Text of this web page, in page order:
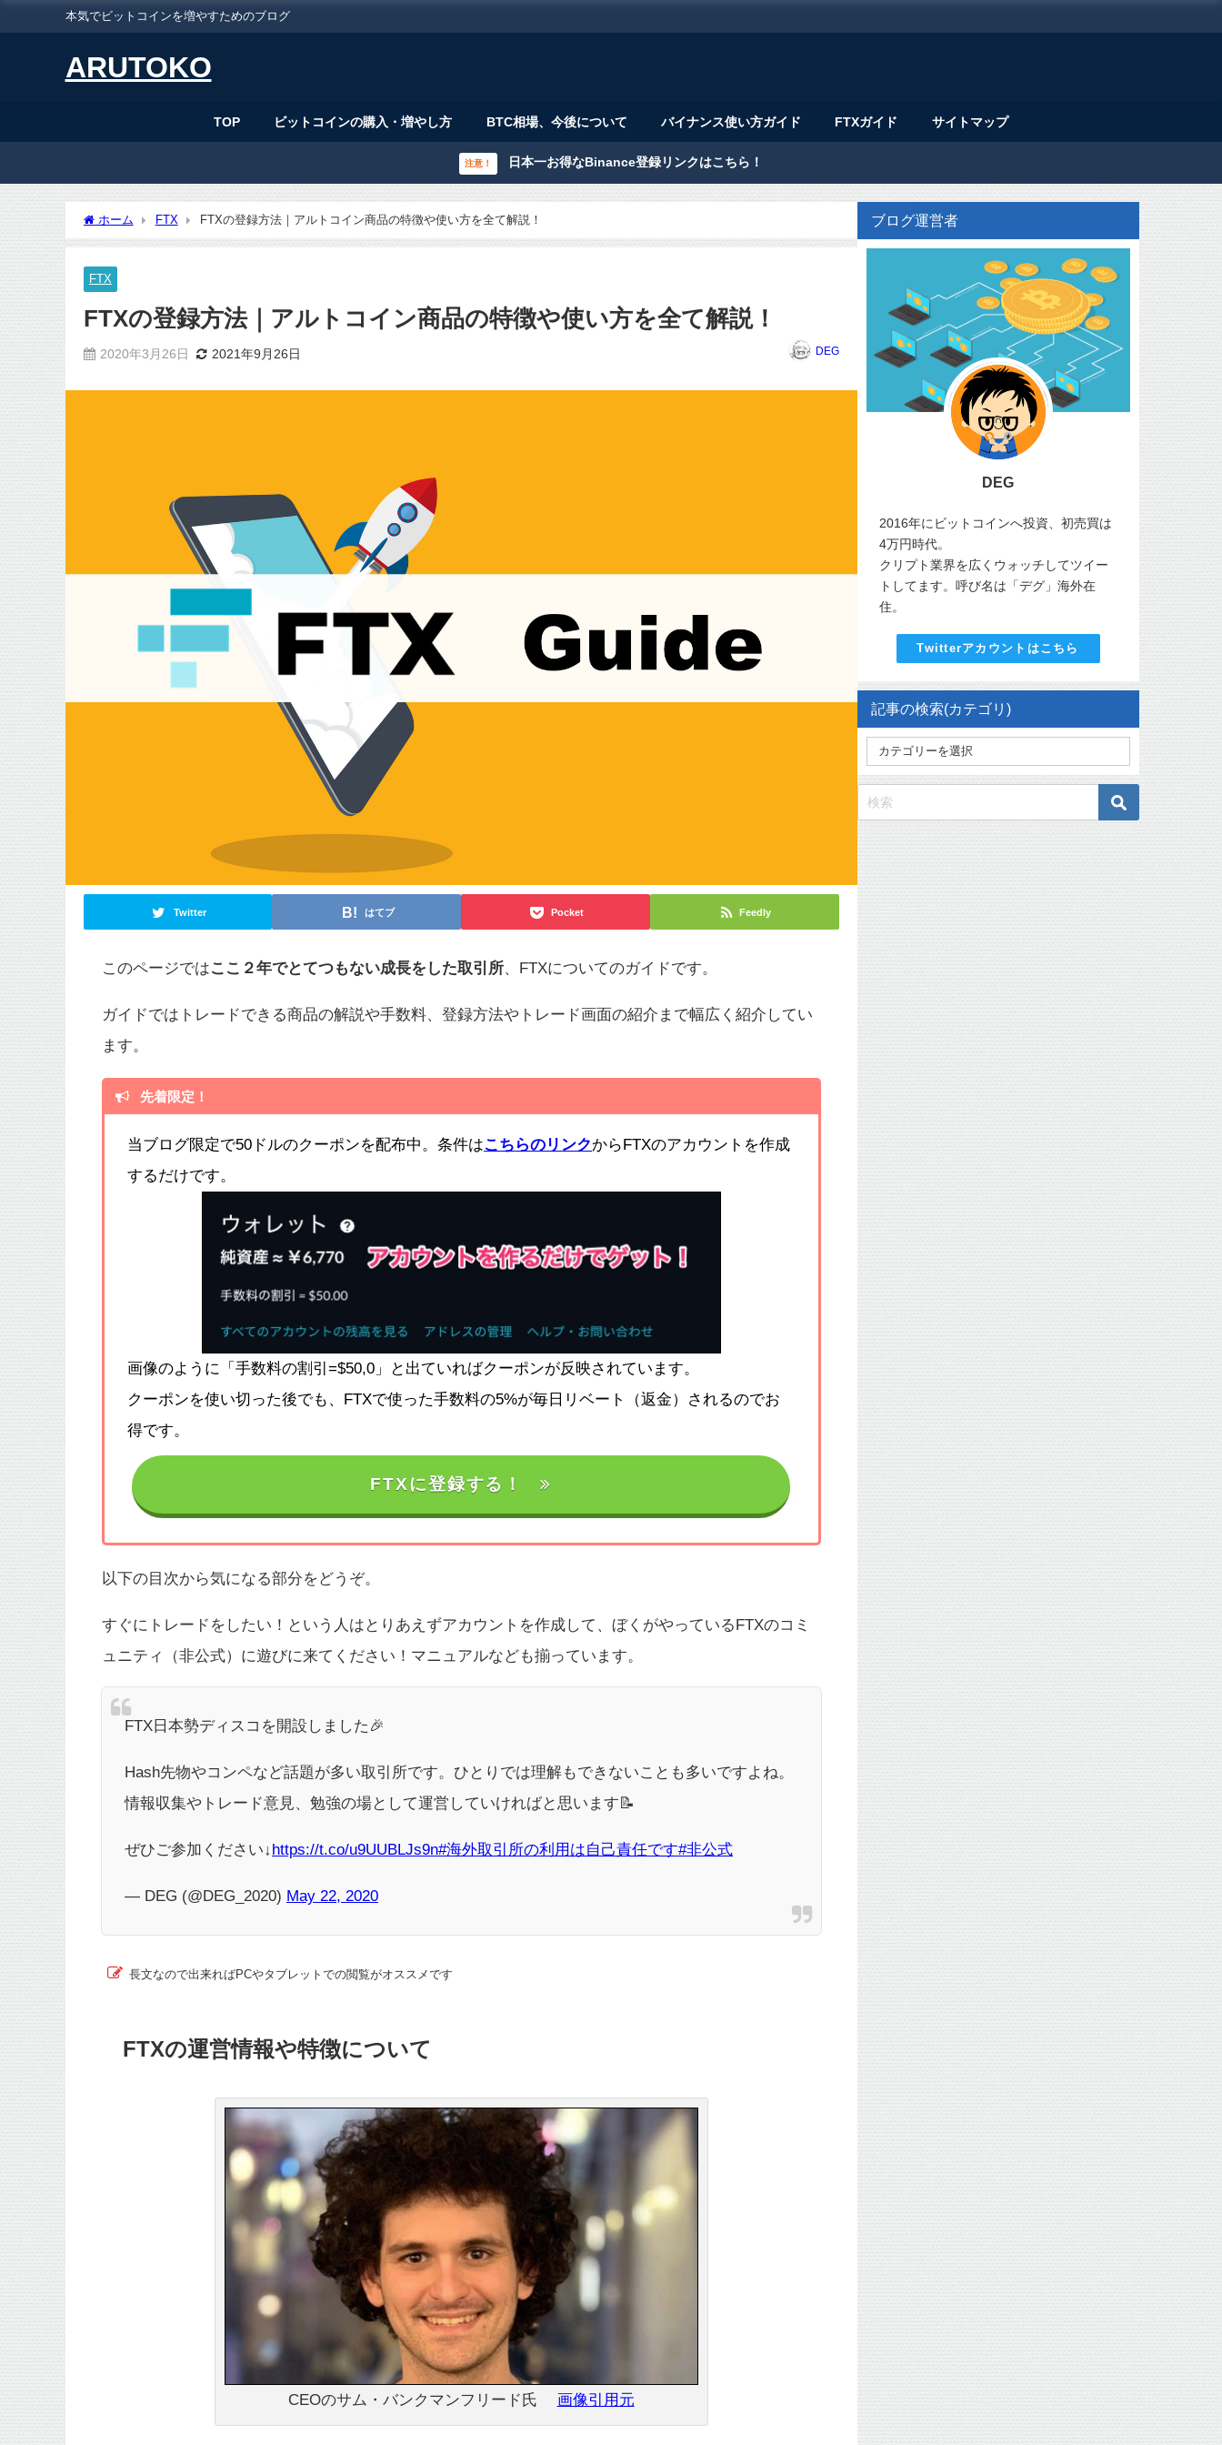
本気でビットコインを増やすためのブログ
ARUTOKO
TOP ビットコインの購入・増やし方 BTC相場、今後について バイナンス使い方ガイド FTXガイド サイトマップ
注意！ 日本一お得なBinance登録リンクはこちら！
ホーム FTX FTXの登録方法｜アルトコイン商品の特徴や使い方を全て解説！
FTX
FTXの登録方法｜アルトコイン商品の特徴や使い方を全て解説！
2020年3月26日 2021年9月26日 DEG
Twitter はてブ Pocket Feedly
このページではここ２年でとてつもない成長をした取引所、FTXについてのガイドです。
ガイドではトレードできる商品の解説や手数料、登録方法やトレード画面の紹介まで幅広く紹介してい
ます。
先着限定！
当ブログ限定で50ドルのクーポンを配布中。条件はこちらのリンクからFTXのアカウントを作成
するだけです。
画像のように「手数料の割引=$50,0」と出ていればクーポンが反映されています。
クーポンを使い切った後でも、FTXで使った手数料の5%が毎日リベート（返金）されるのでお
得です。
FTXに登録する！
以下の目次から気になる部分をどうぞ。
すぐにトレードをしたい！という人はとりあえずアカウントを作成して、ぼくがやっているFTXのコミ
ュニティ（非公式）に遊びに来てください！マニュアルなども揃っています。
FTX日本勢ディスコを開設しました🎉
Hash先物やコンペなど話題が多い取引所です。ひとりでは理解もできないことも多いですよね。
情報収集やトレード意見、勉強の場として運営していければと思います📝
ぜひご参加ください↓https://t.co/u9UUBLJs9n#海外取引所の利用は自己責任です#非公式
— DEG (@DEG_2020) May 22, 2020
長文なので出来ればPCやタブレットでの閲覧がオススメです
FTXの運営情報や特徴について
CEOのサム・バンクマンフリード氏 画像引用元
ブログ運営者
DEG
2016年にビットコインへ投資、初売買は
4万円時代。
クリプト業界を広くウォッチしてツイー
トしてます。呼び名は「デグ」海外在
住。
Twitterアカウントはこちら
記事の検索(カテゴリ)